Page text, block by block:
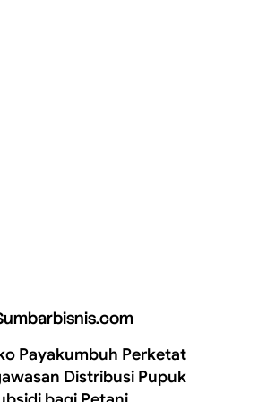
Payakumbuh Perketat
Distribusi Pupuk